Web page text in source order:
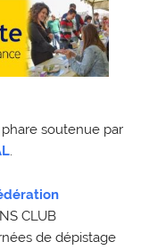
soutenue par
.
CLUB
de dépistage